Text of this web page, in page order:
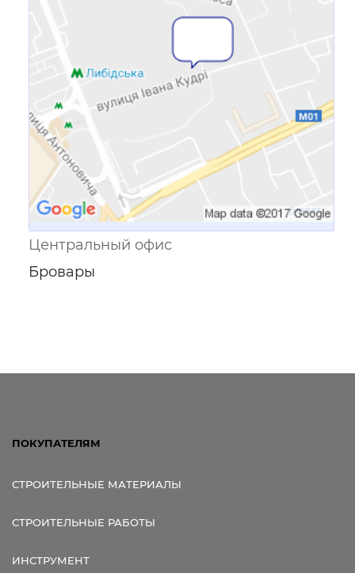
Ссылка для мобильных устройств
Центральный офис
Бровары
ПОКУПАТЕЛЯМ
СТРОИТЕЛЬНЫЕ МАТЕРИАЛЫ
СТРОИТЕЛЬНЫЕ РАБОТЫ
ИНСТРУМЕНТ